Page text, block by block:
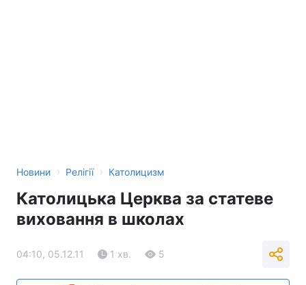
Новини › Релігії › Католицизм
Католицька Церква за статеве
виховання в школах
04:10, 05.12.11 1 хв. 5